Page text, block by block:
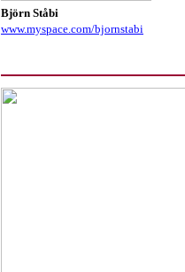
Björn Ståbi
www.myspace.com/bjornstabi